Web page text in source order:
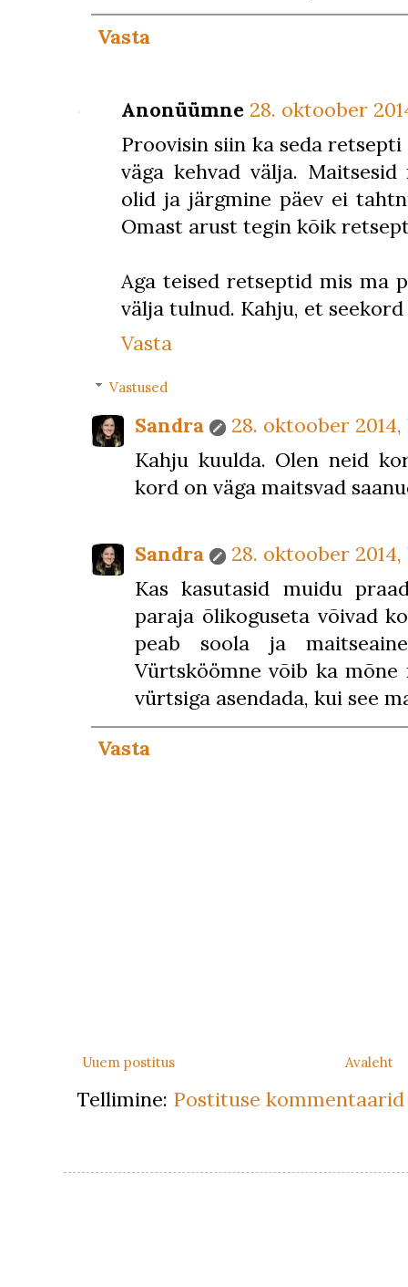
Vasta
Anonüümne 28. oktoober
Proovisin siin ka seda
väga kehvad välja.
olid ja järgmine päev ei
Omast arust tegin kõik
Aga teised retseptid mis ma
välja tulnud. Kahju, et
Vasta
Vastused
Sandra
28. oktoober 2014,
Kahju kuulda. Olen neid
kord on väga maitsvad
Sandra
28. oktoober 2014,
Kas kasutasid muidu
paraja õlikoguseta võivad
peab soola ja
Vürtsköömne võib ka
vürtsiga asendada, kui see
Vasta
Uuem postitus Avaleht
Tellimine: Postituse